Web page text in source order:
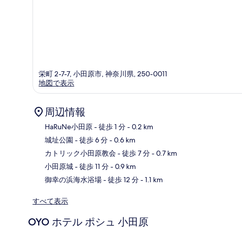
栄町 2-7-7, 小田原市, 神奈川県, 250-0011
地図で表示
周辺情報
HaRuNe小田原- 徒歩 1 分- 0.2 km
城址公園 - 徒歩 6 分- 0.6 km
カトリック小田原教会- 徒歩 7 分- 0.7 km
小田原城- 徒歩 11 分- 0.9 km
御幸の浜海水浴場- 徒歩 12 分- 1.1 km
すべて表示
OYO ホテル ポシュ 小田原